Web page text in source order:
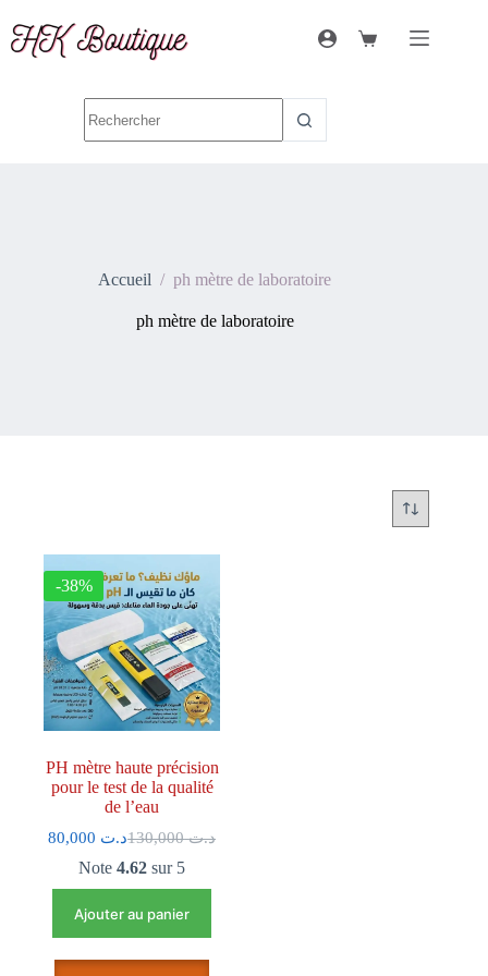
Accueil / ph mètre de laboratoire
ph mètre de laboratoire
-38%
PH mètre haute précision
pour le test de la qualité
de l’eau
د.ت130,000 د.ت
Note4.62 sur 5
Ajouter au panier